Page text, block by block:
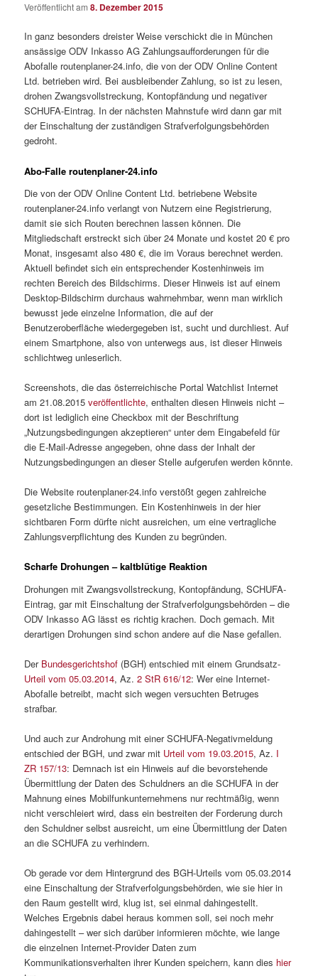
Veröffentlicht am8. Dezember 2015
In ganz besonders dreister Weise verschickt die in München
ansässige ODV Inkasso AG Zahlungsaufforderungen für die
Abofalle routenplaner-24.info, die von der ODV Online Content
Ltd. betrieben wird. Bei ausbleibender Zahlung, so ist zu lesen,
drohen Zwangsvollstreckung, Kontopfändung und negativer
SCHUFA-Eintrag. In der nächsten Mahnstufe wird dann gar mit
der Einschaltung der zuständigen Strafverfolgungsbehörden
gedroht.
Abo-Falle routenplaner-24.info
Die von der ODV Online Content Ltd. betriebene Website
routenplaner-24.info verlangt von Nutzern eine Registrierung,
damit sie sich Routen berechnen lassen können. Die
Mitgliedschaft erstreckt sich über 24 Monate und kostet 20 € pro
Monat, insgesamt also 480 €, die im Voraus berechnet werden.
Aktuell befindet sich ein entsprechender Kostenhinweis im
rechten Bereich des Bildschirms. Dieser Hinweis ist auf einem
Desktop-Bildschirm durchaus wahrnehmbar, wenn man wirklich
bewusst jede einzelne Information, die auf der
Benutzeroberfläche wiedergegeben ist, sucht und durchliest. Auf
einem Smartphone, also von unterwegs aus, ist dieser Hinweis
schlichtweg unleserlich.
Screenshots, die das österreichische Portal Watchlist Internet
am 21.08.2015veröffentlichte, enthalten diesen Hinweis nicht –
dort ist lediglich eine Checkbox mit der Beschriftung
„Nutzungsbedingungen akzeptieren“ unter dem Eingabefeld für
die E-Mail-Adresse angegeben, ohne dass der Inhalt der
Nutzungsbedingungen an dieser Stelle aufgerufen werden könnte.
Die Website routenplaner-24.info verstößt gegen zahlreiche
gesetzliche Bestimmungen. Ein Kostenhinweis in der hier
sichtbaren Form dürfte nicht ausreichen, um eine vertragliche
Zahlungsverpflichtung des Kunden zu begründen.
Scharfe Drohungen – kaltblütige Reaktion
Drohungen mit Zwangsvollstreckung, Kontopfändung, SCHUFA-
Eintrag, gar mit Einschaltung der Strafverfolgungsbehörden – die
ODV Inkasso AG lässt es richtig krachen. Doch gemach. Mit
derartigen Drohungen sind schon andere auf die Nase gefallen.
Der Bundesgerichtshof (BGH) entschied mit einem Grundsatz-
Urteil vom 05.03.2014, Az.2 StR 616/12: Wer eine Internet-
Abofalle betreibt, macht sich wegen versuchten Betruges
strafbar.
Und auch zur Androhung mit einer SCHUFA-Negativmeldung
entschied der BGH, und zwar mit Urteil vom 19.03.2015, Az. I
ZR 157/13: Demnach ist ein Hinweis auf die bevorstehende
Übermittlung der Daten des Schuldners an die SCHUFA in der
Mahnung eines Mobilfunkunternehmens nur rechtmäßig, wenn
nicht verschleiert wird, dass ein bestreiten der Forderung durch
den Schuldner selbst ausreicht, um eine Übermittlung der Daten
an die SCHUFA zu verhindern.
Ob gerade vor dem Hintergrund des BGH-Urteils vom 05.03.2014
eine Einschaltung der Strafverfolgungsbehörden, wie sie hier in
den Raum gestellt wird, klug ist, sei einmal dahingestellt.
Welches Ergebnis dabei heraus kommen soll, sei noch mehr
dahingestellt – wer sich darüber informieren möchte, wie lange
die einzelnen Internet-Provider Daten zum
Kommunikationsverhalten ihrer Kunden speichern, kann dies hier